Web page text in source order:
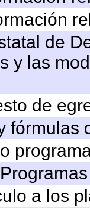
de
y las
de
fórmulas
a los